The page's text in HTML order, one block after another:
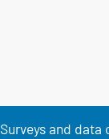
Surveys and